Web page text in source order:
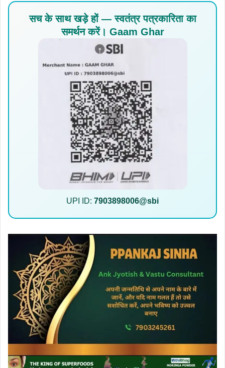
सच के साथ खड़े हों — स्वतंत्र पत्रकारिता का
समर्थन करें। Gaam Ghar
UPI ID: 7903898006@sbi